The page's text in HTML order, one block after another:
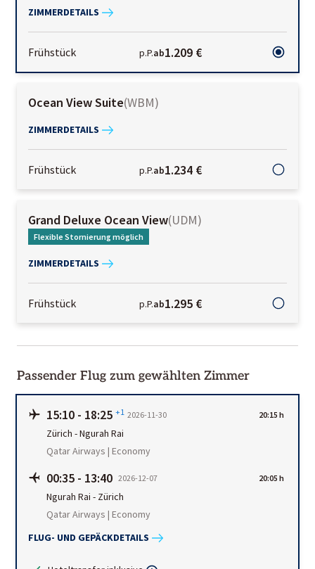
ZIMMERDETAILS
Frühstück p.P.ab1.209 €
Ocean View Suite(WBM)
ZIMMERDETAILS
Frühstück p.P.ab1.234 €
Grand Deluxe Ocean View(UDM)
Flexible Stornierung möglich
ZIMMERDETAILS
Frühstück p.P.ab1.295 €
Passender Flug zum gewählten Zimmer
15:10 - 18:25 +1 2026-11-30 20:15 h
Zürich -Ngurah Rai
Qatar Airways | Economy
00:35 - 13:40 2026-12-07 20:05 h
Ngurah Rai - Zürich
Qatar Airways | Economy
FLUG- UND GEPÄCKDETAILS